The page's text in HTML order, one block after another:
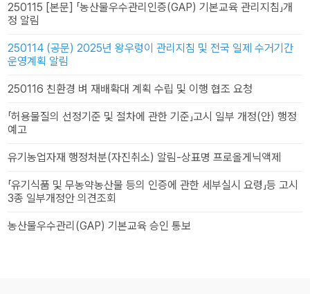
250115 [본문] 「농산물우수관리인증(GAP) 기본교육 관리지침」개
정 알림
250114 (공문) 2025년 왕우렁이 관리지침 및 전국 일제 수거기간
운영계획 알림
250116 친환경 벼 재배확대 계획 수립 및 이행 협조 요청
「허용물질의 선정기준 및 절차에 관한 기준」고시 일부 개정(안) 행정
예고
유기농업자재 행정처분(자진취소) 알림-상표명 프로올게닉액제
「유기식품 및 무농약농산물 등의 인증에 관한 세부실시 요령」등 고시
3종 일부개정안 의견조회
농산물우수관리(GAP) 기본교육 승인 통보